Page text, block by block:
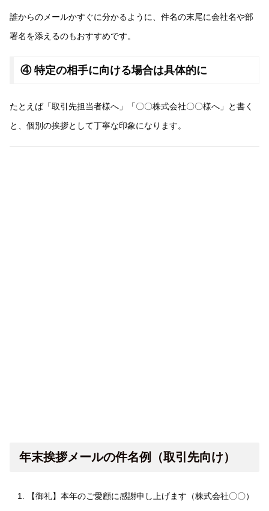
誰からのメールかすぐに分かるように、件名の末尾に会社名や部
署名を添えるのもおすすめです。
④ 特定の相手に向ける場合は具体的に
たとえば「取引先担当者様へ」「〇〇株式会社〇〇様へ」と書く
と、個別の挨拶として丁寧な印象になります。
年末挨拶メールの件名例（取引先向け）
【御礼】本年のご愛顧に感謝申し上げます（株式会社〇〇）